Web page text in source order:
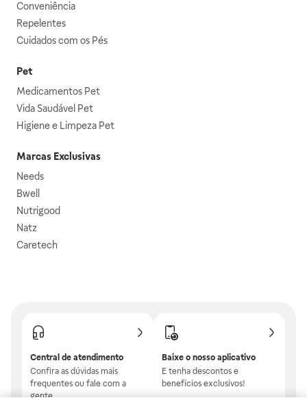
Conveniência
Repelentes
Cuidados com os Pés
Pet
Medicamentos Pet
Vida Saudável Pet
Higiene e Limpeza Pet
Marcas Exclusivas
Needs
Bwell
Nutrigood
Natz
Caretech
Central de atendimento
Confira as dúvidas mais
frequentes ou fale com a
gente.
Baixe o nosso aplicativo
E tenha descontos e
benefícios exclusivos!